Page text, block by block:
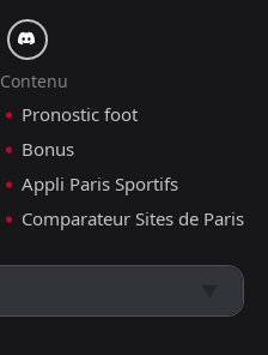
Contenu
Pronostic foot
Bonus
Appli Paris Sportifs
Comparateur Sites de Paris